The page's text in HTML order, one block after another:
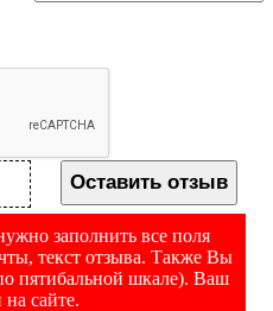
Оставить отзыв
заполнить все поля
текст отзыва. Также Вы
пятибальной шкале). Ваш
сайте.